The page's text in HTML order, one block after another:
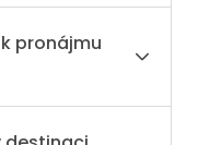
pronájmu